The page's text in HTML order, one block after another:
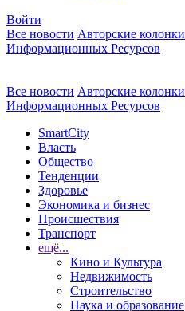
Войти
Все новости Авторские колонки
Информационных Ресурсов
Все новости Авторские колонки
Информационных Ресурсов
SmartCity
Власть
Общество
Тенденции
Здоровье
Экономика и бизнес
Происшествия
Транспорт
ещё...
Кино и Культура
Недвижимость
Строительство
Наука и образование